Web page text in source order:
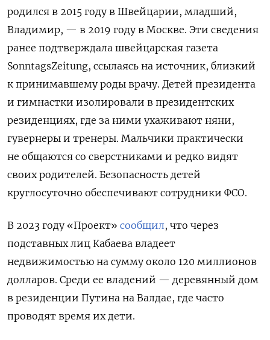
родился в 2015 году в Швейцарии, младший,
Владимир, — в 2019 году в Москве. Эти сведения
ранее подтверждала швейцарская газета
SonntagsZeitung, ссылаясь на источник, близкий
к принимавшему роды врачу. Детей президента
и гимнастки изолировали в президентских
резиденциях, где за ними ухаживают няни,
гувернеры и тренеры. Мальчики практически
не общаются со сверстниками и редко видят
своих родителей. Безопасность детей
круглосуточно обеспечивают сотрудники ФСО.
В 2023 году «Проект» сообщил, что через
подставных лиц Кабаева владеет
недвижимостью на сумму около 120 миллионов
долларов. Среди ее владений — деревянный дом
в резиденции Путина на Валдае, где часто
проводят время их дети.